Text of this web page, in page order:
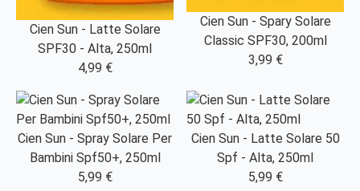
Cien Sun - Latte Solare
SPF30 - Alta, 250ml
4,99 €
Cien Sun - Spary Solare
Classic SPF30, 200ml
3,99 €
Cien Sun - Spray Solare Per
Bambini Spf50+, 250ml
5,99 €
Cien Sun - Latte Solare 50
Spf - Alta, 250ml
5,99 €